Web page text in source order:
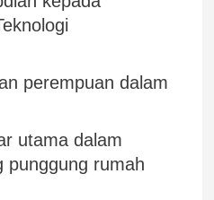
perempuan dalam
utama dalam
punggung rumah